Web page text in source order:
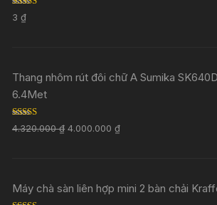
Rated
out of 5
3₫
Thang nhôm rút đôi chữ A Sumika
6.4Met
Rated 5.00
out of 5
4.320.000₫ 4.000.000₫
Máy chà sàn liên hợp mini 2 bàn chải